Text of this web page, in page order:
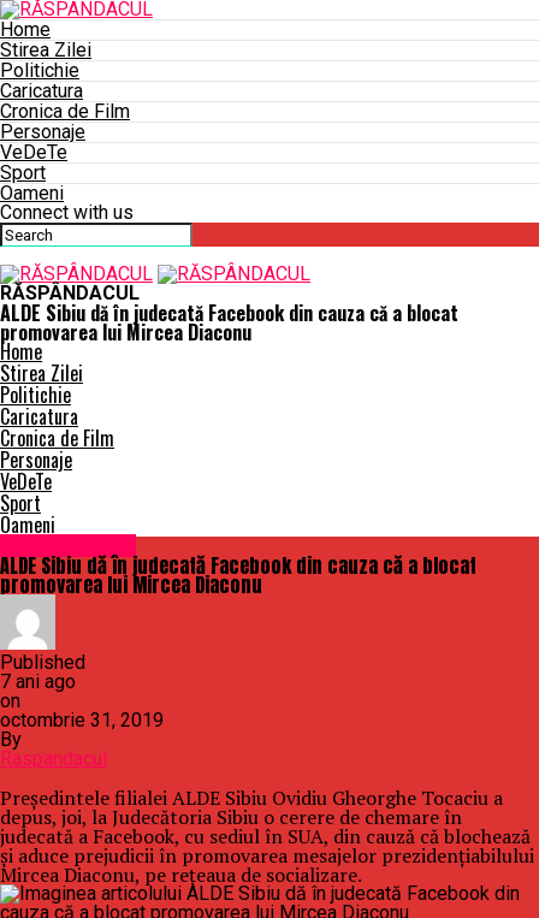
Home
Stirea Zilei
Politichie
Caricatura
Cronica de Film
Personaje
VeDeTe
Sport
Oameni
Connect with us
RĂSPÂNDACUL
ALDE Sibiu dă în judecată Facebook din cauza că a blocat
promovarea lui Mircea Diaconu
Home
Stirea Zilei
Politichie
Caricatura
Cronica de Film
Personaje
VeDeTe
Sport
Oameni
ALDE Sibiu dă în judecată Facebook din cauza că a blocat
promovarea lui Mircea Diaconu
Published
7 ani ago
on
octombrie 31, 2019
By
Raspandacul
Preşedintele filialei ALDE Sibiu Ovidiu Gheorghe Tocaciu a
depus, joi, la Judecătoria Sibiu o cerere de chemare în
judecată a Facebook, cu sediul în SUA, din cauză că blochează
şi aduce prejudicii în promovarea mesajelor prezidenţiabilului
Mircea Diaconu, pe reţeaua de socializare.